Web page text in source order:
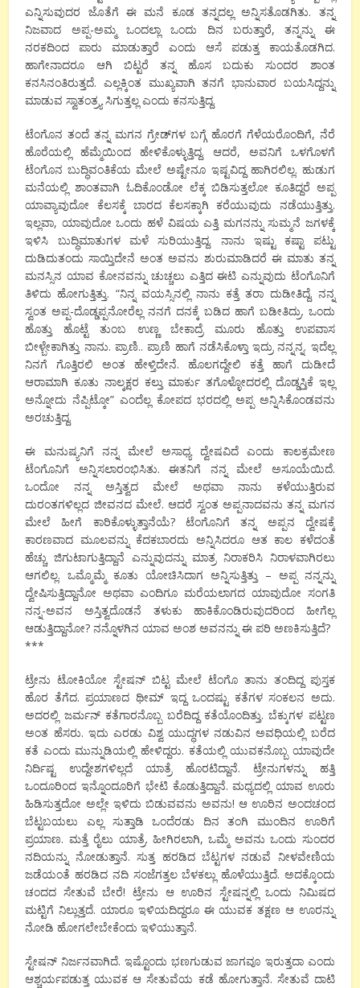
ಎನ್ನಿಸುವುದರ ಜೊತೆಗೆ ಈ ಮನೆ ಕೂಡ ತನ್ನದಲ್ಲ ಅನ್ನಿಸತೊಡಗಿತು. ತನ್ನ
ನಿಜವಾದ ಅಪ್ಪ-ಅಮ್ಮ ಒಂದಲ್ಲಾ ಒಂದು ದಿನ ಬರುತ್ತಾರೆ, ತನ್ನನ್ನು ಈ
ನರಕದಿಂದ ಪಾರು ಮಾಡುತ್ತಾರೆ ಎಂದು ಆಸೆ ಪಡುತ್ತ ಕಾಯತೊಡಗಿದ.
ಹಾಗೇನಾದರೂ ಆಗಿ ಬಿಟ್ಟರೆ ತನ್ನ ಹೊಸ ಬದುಕು ಸುಂದರ ಶಾಂತ
ಕನಸಿನಂತಿರುತ್ತದೆ. ಎಲ್ಲಕ್ಕಿಂತ ಮುಖ್ಯವಾಗಿ ತನಗೆ ಭಾನುವಾರ ಬಯಸಿದ್ದನ್ನು
ಮಾಡುವ ಸ್ವಾತಂತ್ರ್ಯ ಸಿಗುತ್ತಲ್ಲ ಎಂದು ಕನಸುತ್ತಿದ್ದ.
ಟೆಂಗೊನ ತಂದೆ ತನ್ನ ಮಗನ ಗ್ರೇಡ್‍ಗಳ ಬಗ್ಗೆ ಹೊರಗೆ ಗೆಳೆಯರೊಂದಿಗೆ, ನೆರೆ
ಹೊರೆಯಲ್ಲಿ ಹೆಮ್ಮೆಯಿಂದ ಹೇಳಿಕೊಳ್ಳುತ್ತಿದ್ದ. ಆದರೆ, ಅವನಿಗೆ ಒಳಗೊಳಗೆ
ಟೆಂಗೊನ ಬುದ್ಧಿವಂತಿಕೆಯ ಮೇಲೆ ಅಷ್ಟೇನೂ ಇಷ್ಟವಿದ್ದ ಹಾಗಿರಲಿಲ್ಲ. ಹುಡುಗ
ಮನೆಯಲ್ಲಿ ಶಾಂತವಾಗಿ ಓದಿಕೊಂಡೋ ಲೆಕ್ಕ ಬಿಡಿಸುತ್ತಲೋ ಕೂತಿದ್ದರೆ ಅಪ್ಪ
ಯಾವ್ಯಾವುದೋ ಕೆಲಸಕ್ಕೆ ಬಾರದ ಕೆಲಸಕ್ಕಾಗಿ ಕರೆಯುವುದು ನಡೆಯುತ್ತಿತ್ತು.
ಇಲ್ಲವಾ, ಯಾವುದೋ ಒಂದು ಹಳೆ ವಿಷಯ ಎತ್ತಿ ಮಗನನ್ನು ಸುಮ್ಮನೆ ಜಗಳಕ್ಕೆ
ಇಳಿಸಿ ಬುದ್ಧಿಮಾತುಗಳ ಮಳೆ ಸುರಿಯುತ್ತಿದ್ದ. ನಾನು ಇಷ್ಟು ಕಷ್ಟಾ ಪಟ್ಟು
ದುಡಿದುತಂದು ಸಾಯ್ತಿದೇನೆ ಅಂತ ಅವನು ಶುರುಮಾಡಿದರೆ ಈ ಮಾತು ತನ್ನ
ಮನಸ್ಸಿನ ಯಾವ ಕೋನವನ್ನು ಚುಚ್ಚಲು ಎತ್ತಿದ ಈಟಿ ಎನ್ನುವುದು ಟೆಂಗೊನಿಗೆ
ತಿಳಿದು ಹೋಗುತ್ತಿತ್ತು. “ನಿನ್ನ ವಯಸ್ಸಿನಲ್ಲಿ ನಾನು ಕತ್ತೆ ತರಾ ದುಡೀತಿದ್ದೆ. ನನ್ನ
ಸ್ವಂತ ಅಪ್ಪ-ದೊಡ್ಡಪ್ಪನೋರೆಲ್ಲ ನನಗೆ ದನಕ್ಕೆ ಬಡಿದ ಹಾಗೆ ಬಡೀತಿದ್ರು. ಒಂದು
ಹೊತ್ತು ಹೊಟ್ಟೆ ತುಂಬ ಉಣ್ಣ ಬೇಕಾದ್ರೆ ಮೂರು ಹೊತ್ತು ಉಪವಾಸ
ಬೀಳ್ಬೇಕಾಗಿತ್ತು ನಾನು. ಪ್ರಾಣಿ.. ಪ್ರಾಣಿ ಹಾಗೆ ನಡೆಸಿಕೊಳ್ತಾ ಇದ್ರು ನನ್ನನ್ನ. ಇದೆಲ್ಲ
ನಿನಗೆ ಗೊತ್ತಿರಲಿ ಅಂತ ಹೇಳ್ತಿದೇನೆ. ಹೊಲಗದ್ದೇಲಿ ಕತ್ತೆ ಹಾಗೆ ದುಡೀದೆ
ಆರಾಮಾಗಿ ಕೂತು ನಾಲ್ಕಕ್ಷರ ಕಲ್ತು ಮಾರ್ಕು ತಗೊಳ್ಳೋದರಲ್ಲಿ ದೊಡ್ಡಸ್ತಿಕೆ ಇಲ್ಲ
ಅನ್ನೋದು ನೆಪ್ಪಿಟ್ಕೋ” ಎಂದೆಲ್ಲ ಕೋಪದ ಭರದಲ್ಲಿ ಅಪ್ಪ ಅನ್ನಿಸಿಕೊಂಡವನು
ಅರಚುತ್ತಿದ್ದ.
ಈ ಮನುಷ್ಯನಿಗೆ ನನ್ನ ಮೇಲೆ ಅಸಾಧ್ಯ ದ್ವೇಷವಿದೆ ಎಂದು ಕಾಲಕ್ರಮೇಣ
ಟೆಂಗೊನಿಗೆ ಅನ್ನಿಸಲಾರಂಭಿಸಿತು. ಈತನಿಗೆ ನನ್ನ ಮೇಲೆ ಅಸೂಯೆಯಿದೆ.
ಒಂದೋ ನನ್ನ ಅಸ್ತಿತ್ವದ ಮೇಲೆ ಅಥವಾ ನಾನು ಕಳೆಯುತ್ತಿರುವ
ದುರಂತಗಳಿಲ್ಲದ ಜೀವನದ ಮೇಲೆ. ಆದರೆ ಸ್ವಂತ ಅಪ್ಪನಾದವನು ತನ್ನ ಮಗನ
ಮೇಲೆ ಹೀಗೆ ಕಾರಿಕೊಳ್ಳುತ್ತಾನೆಯೆ? ಟೆಂಗೊನಿಗೆ ತನ್ನ ಅಪ್ಪನ ದ್ವೇಷಕ್ಕೆ
ಕಾರಣವಾದ ಮೂಲವನ್ನು ಕೆದಕಬಾರದು ಅನ್ನಿಸಿದರೂ ಆತ ಕಾಲ ಕಳೆದಂತೆ
ಹೆಚ್ಚು ಜಿಗುಟಾಗುತ್ತಿದ್ದಾನೆ ಎನ್ನುವುದನ್ನು ಮಾತ್ರ ನಿರಾಕರಿಸಿ ನಿರಾಳವಾಗಿರಲು
ಆಗಲಿಲ್ಲ. ಒಮ್ಮೊಮ್ಮೆ ಕೂತು ಯೋಚಿಸಿದಾಗ ಅನ್ನಿಸುತ್ತಿತ್ತು – ಅಪ್ಪ ನನ್ನನ್ನು
ದ್ವೇಷಿಸುತ್ತಿದ್ದಾನೋ ಅಥವಾ ಎಂದಿಗೂ ಮರೆಯಲಾಗದ ಯಾವುದೋ ಸಂಗತಿ
ನನ್ನ-ಅವನ ಅಸ್ತಿತ್ವದೊಡನೆ ತಳುಕು ಹಾಕಿಕೊಂಡಿರುವುದರಿಂದ ಹೀಗೆಲ್ಲ
ಆಡುತ್ತಿದ್ದಾನೋ? ನನ್ನೊಳಗಿನ ಯಾವ ಅಂಶ ಅವನನ್ನು ಈ ಪರಿ ಅಣಕಿಸುತ್ತಿದೆ?
***
ಟ್ರೇನು ಟೋಕಿಯೋ ಸ್ಟೇಷನ್ ಬಿಟ್ಟ ಮೇಲೆ ಟೆಂಗೊ ತಾನು ತಂದಿದ್ದ ಪುಸ್ತಕ
ಹೊರ ತೆಗೆದ. ಪ್ರಯಾಣದ ಥೀಮ್ ಇದ್ದ ಒಂದಷ್ಟು ಕತೆಗಳ ಸಂಕಲನ ಅದು.
ಅದರಲ್ಲಿ ಜರ್ಮನ್ ಕತೆಗಾರನೊಬ್ಬ ಬರೆದಿದ್ದ ಕತೆಯೊಂದಿತ್ತು. ಬೆಕ್ಕುಗಳ ಪಟ್ಟಣ
ಅಂತ ಹೆಸರು. ಇದು ಎರಡು ವಿಶ್ವ ಯುದ್ಧಗಳ ನಡುವಿನ ಅವಧಿಯಲ್ಲಿ ಬರೆದ
ಕತೆ ಎಂದು ಮುನ್ನುಡಿಯಲ್ಲಿ ಹೇಳಿದ್ದರು. ಕತೆಯಲ್ಲಿ ಯುವಕನೊಬ್ಬ ಯಾವುದೇ
ನಿರ್ದಿಷ್ಟ ಉದ್ದೇಶಗಳಿಲ್ಲದೆ ಯಾತ್ರೆ ಹೊರಟಿದ್ದಾನೆ. ಟ್ರೇನುಗಳನ್ನು ಹತ್ತಿ
ಒಂದೂರಿಂದ ಇನ್ನೊಂದೂರಿಗೆ ಭೇಟಿ ಕೊಡುತ್ತಿದ್ದಾನೆ. ಮಧ್ಯದಲ್ಲಿ ಯಾವ ಊರು
ಹಿಡಿಸುತ್ತದೋ ಅಲ್ಲೇ ಇಳಿದು ಬಿಡುವವನು ಅವನು! ಆ ಊರಿನ ಅಂದಚಂದ
ಬೆಟ್ಟಬಯಲು ಎಲ್ಲ ಸುತ್ತಾಡಿ ಒಂದೆರಡು ದಿನ ತಂಗಿ ಮುಂದಿನ ಊರಿಗೆ
ಪ್ರಯಾಣ. ಮತ್ತೆ ರೈಲು ಯಾತ್ರೆ. ಹೀಗಿರಲಾಗಿ, ಒಮ್ಮೆ ಅವನು ಒಂದು ಸುಂದರ
ನದಿಯನ್ನು ನೋಡುತ್ತಾನೆ. ಸುತ್ತ ಹರಡಿದ ಬೆಟ್ಟಗಳ ನಡುವೆ ನೀಳವೇಣಿಯ
ಜಡೆಯಂತೆ ಹರಡಿದ ನದಿ ಸಂಜೆಗತ್ತಲ ಬೆಳಕಲ್ಲು ಹೊಳೆಯುತ್ತಿದೆ. ಅದಕ್ಕೊಂದು
ಚಂದದ ಸೇತುವೆ ಬೇರೆ! ಟ್ರೇನು ಆ ಊರಿನ ಸ್ಟೇಷನ್ನಲ್ಲಿ ಒಂದು ನಿಮಿಷದ
ಮಟ್ಟಿಗೆ ನಿಲ್ಲುತ್ತದೆ. ಯಾರೂ ಇಳಿಯದಿದ್ದರೂ ಈ ಯುವಕ ತಕ್ಷಣ ಆ ಊರನ್ನು
ನೋಡಿ ಹೋಗಲೇಬೇಕೆಂದು ಇಳಿಯುತ್ತಾನೆ.
ಸ್ಟೇಷನ್ ನಿರ್ಜನವಾಗಿದೆ. ಇಷ್ಟೊಂದು ಭಣಗುಡುವ ಜಾಗವೂ ಇರುತ್ತದಾ ಎಂದು
ಆಶ್ಚರ್ಯಪಡುತ್ತ ಯುವಕ ಆ ಸೇತುವೆಯ ಕಡೆ ಹೋಗುತ್ತಾನೆ. ಸೇತುವೆ ದಾಟಿ